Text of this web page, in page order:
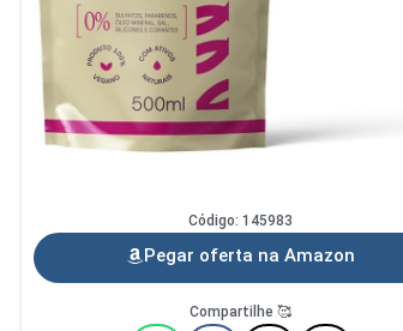
Código: 145983
Pegar oferta na Amazon
Compartilhe 🥰